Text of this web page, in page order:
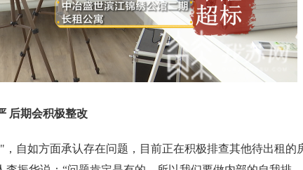
后期会积极整改
如方面承认存在问题，目前正在积极排查其他待出租的